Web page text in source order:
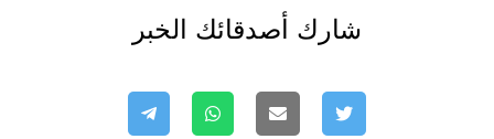
شارك أصدقائك الخبر